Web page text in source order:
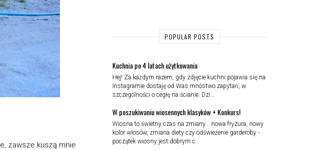
zawsze kuszą mnie
POPULAR POSTS
Kuchnia po 4 latach użytkowania
Hej! Za każdym razem, gdy zdjęcie kuchni pojawia się na
Instagramie dostaję od Was mnóstwo zapytań, w
szczególności o cegłę na ścianie. Dzi...
W poszukiwaniu wiosennych klasyków + Konkurs!
Wiosna to świetny czas na zmiany... nowa fryzura, nowy
kolor włosów, zmiana diety czy odświeżenie garderoby -
początek wiosny jest dobrym c...